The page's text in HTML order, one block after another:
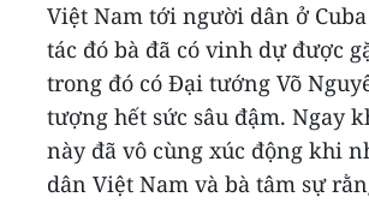
Việt Nam tới người dân ở
tác đó bà đã có vinh dự được
trong đó có Đại tướng Võ
tượng hết sức sâu đậm. Ngay
này đã vô cùng xúc động khi
dân Việt Nam và bà tâm sự